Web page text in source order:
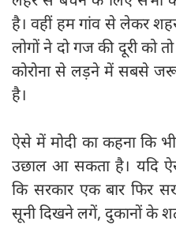
है। वहीं हम गांव से लेकर
लोगों ने दो गज की दूरी को
कोरोना से लड़ने में सबसे
है।
ऐसे में मोदी का कहना कि
उछाल आ सकता है। यदि
कि सरकार एक बार फिर
सूनी दिखने लगें, दुकानों के